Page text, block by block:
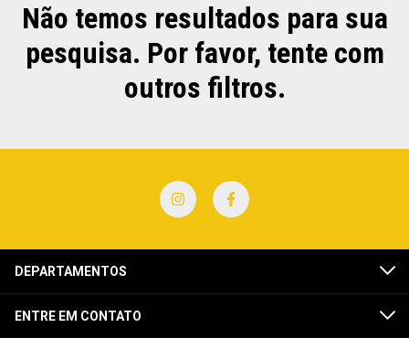
Não temos resultados para sua
pesquisa. Por favor, tente com
outros filtros.
DEPARTAMENTOS
ENTRE EM CONTATO